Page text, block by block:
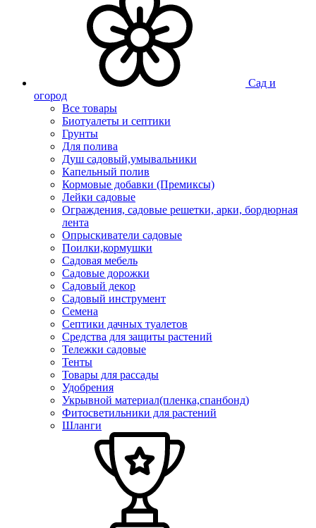
Сад и
огород
Все товары
Биотуалеты и септики
Грунты
Для полива
Душ садовый,умывальники
Капельный полив
Кормовые добавки (Премиксы)
Лейки садовые
Ограждения, садовые решетки, арки, бордюрная
лента
Опрыскиватели садовые
Поилки,кормушки
Садовая мебель
Садовые дорожки
Садовый декор
Садовый инструмент
Семена
Септики дачных туалетов
Средства для защиты растений
Тележки садовые
Тенты
Товары для рассады
Удобрения
Укрывной материал(пленка,спанбонд)
Фитосветильники для растений
Шланги